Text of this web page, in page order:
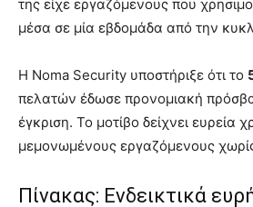
της είχε εργαζόμενους που
μέσα σε μία εβδομάδα από την
Η Noma Security υποστήριξε ότι το
πελατών έδωσε προνομιακή
έγκριση. Το μοτίβο δείχνει ευρεία
μεμονωμένους εργαζόμενους
Πίνακας: Ενδεικτικά